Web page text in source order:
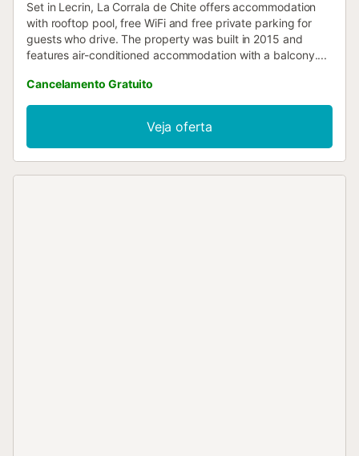
Set in Lecrin, La Corrala de Chite offers accommodation
with rooftop pool, free WiFi and free private parking for
guests who drive. The property was built in 2015 and
features air-conditioned accommodation with a balcony....
Cancelamento Gratuito
Veja oferta